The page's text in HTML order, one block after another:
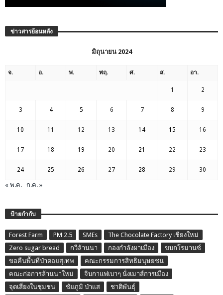
ข่าวสารย้อนหลัง
มิถุนายน 2024
จ. อ. พ. พฤ. ศ. ส. อา.
1 2
3 4 5 6 7 8 9
10 11 12 13 14 15 16
17 18 19 20 21 22 23
24 25 26 27 28 29 30
« พ.ค. ก.ค. »
ป้ายกำกับ
Forest Farm PM 2.5 SMEs
The Chocolate Factory เชียงใหม่
Zero sugar bread
กวีล้านนา กองกำลังผาเมือง
ขบถโรมานซ์
ขอคืนพื้นที่ป่าดอยสุเทพ
คณะกรรมการสิทธิมนุษยชน
คณะก่อการล้านนาใหม่
จิบกาแฟเบาๆ นั่งเมาส์การเมือง
จุดเสี่ยงในชุมชน
ชัยภูมิ ป่าแส
ชาติพันธุ์